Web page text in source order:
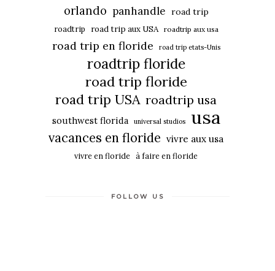
orlando panhandle road trip
roadtrip road trip aux USA roadtrip aux usa
road trip en floride road trip etats-Unis
roadtrip floride
road trip floride
road trip USA roadtrip usa
southwest florida universal studios usa
vacances en floride vivre aux usa
vivre en floride à faire en floride
FOLLOW US